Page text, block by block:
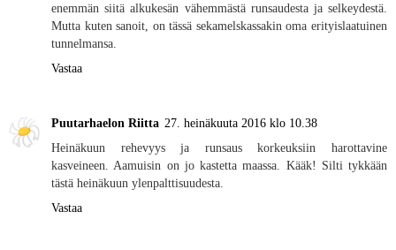
enemmän siitä alkukesän vähemmästä runsaudesta ja selkeydestä.
Mutta kuten sanoit, on tässä sekamelskassakin oma erityislaatuinen
tunnelmansa.
Vastaa
Puutarhaelon Riitta 27. heinäkuuta 2016 klo 10.38
Heinäkuun rehevyys ja runsaus korkeuksiin harottavine
kasveineen. Aamuisin on jo kastetta maassa. Kääk! Silti tykkään
tästä heinäkuun ylenpalttisuudesta.
Vastaa